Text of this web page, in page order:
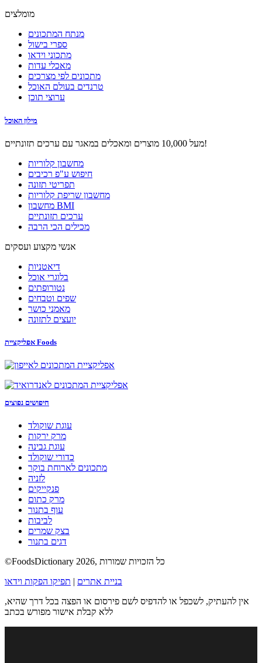
מומלצים
מנתח המתכונים
ספרי בישול
מתכוני וידאו
מאכלי עדות
מתכונים לפי מצרכים
טרנדים בעולם האוכל
ערוצי תוכן
מילון האוכל
מעל 10,000 מוצרים ומאכלים במאגר עם ערכים תזונתיים!
מחשבון קלוריות
חיפוש ע"פ רכיבים
תפריטי תזונה
מחשבון שריפת קלוריות
מחשבון BMI
ערכים תזונתיים
מכילים הכי הרבה
אנשי מקצוע ועסקים
דיאטניות
בלוגרי אוכל
נטורופתים
שפים וטבחים
מאמני כושר
יועצים לתזונה
אפליקציית Foods
חיפושים נפוצים
עוגת שוקולד
מרק ירקות
עוגת גבינה
כדורי שוקולד
מתכונים לארוחת בוקר
לזניה
פנקייקים
מרק כתום
עוף בתנור
לביבות
בצק שמרים
דגים בתנור
©FoodsDictionary 2026, כל הזכויות שמורות
בניית אתרים
תפיקו הפקות וידאו
אין להעתיק, לשכפל או להדפיס לשם פירסום או הפצה בכל דרך שהיא,
ללא קבלת אישור מפורש בכתב